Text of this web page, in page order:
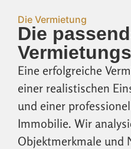
Die Vermietung
Die
Eine erfolgreiche
einer realistischen
und einer
Immobilie. Wir
Objektmerkmale und